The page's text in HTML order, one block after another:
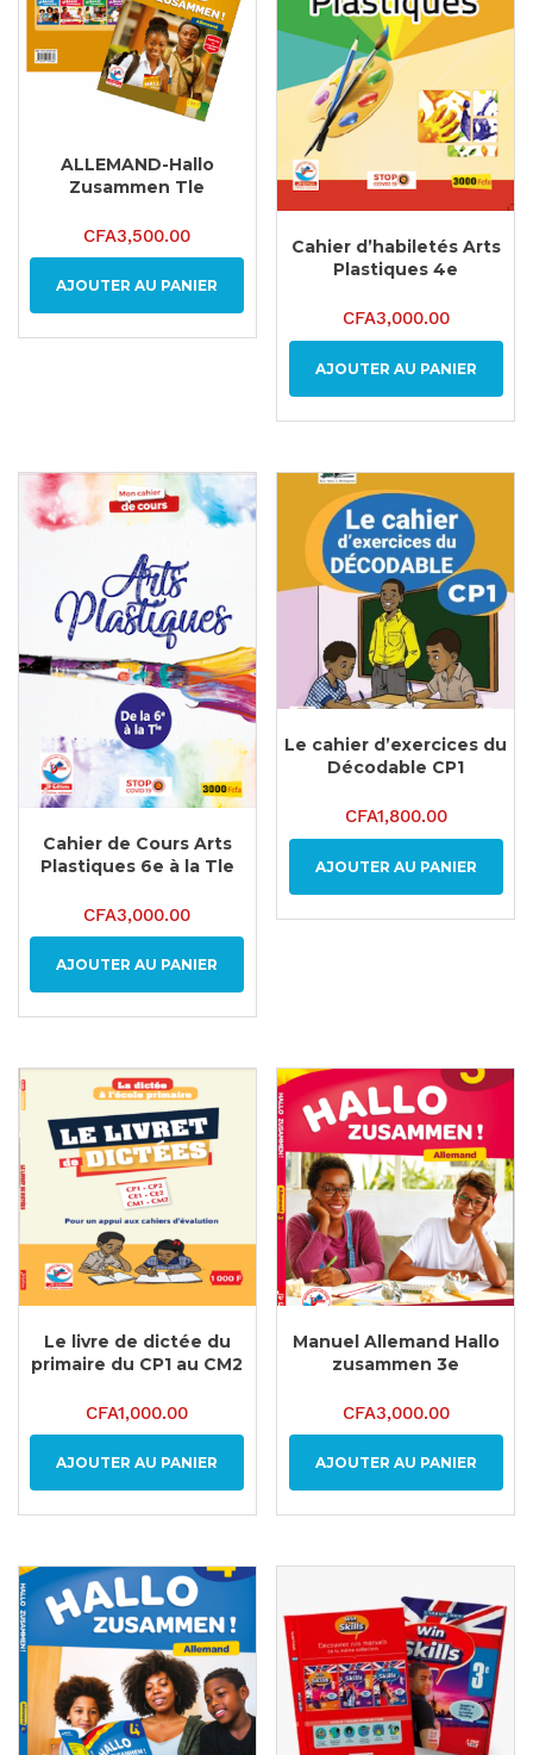
ALLEMAND-Hallo
Zusammen Tle
CFA3,500.00
AJOUTER AU PANIER
Cahier d’habiletés Arts
Plastiques 4e
CFA3,000.00
AJOUTER AU PANIER
Cahier de Cours Arts
Plastiques 6e à la Tle
CFA3,000.00
AJOUTER AU PANIER
Le cahier d’exercices du
Décodable CP1
CFA1,800.00
AJOUTER AU PANIER
Le livre de dictée du
primaire du CP1 au CM2
CFA1,000.00
AJOUTER AU PANIER
Manuel Allemand Hallo
zusammen 3e
CFA3,000.00
AJOUTER AU PANIER